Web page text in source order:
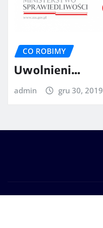
CO ROBIMY
Uwolnieni…
admin gru 30, 2019